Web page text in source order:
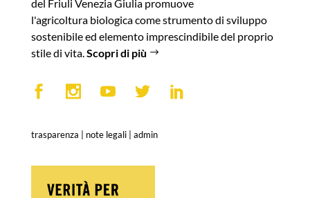
del Friuli Venezia Giulia promuove
l'agricoltura biologica come strumento di sviluppo
sostenibile ed elemento imprescindibile del proprio
stile di vita. Scopri di più
trasparenza note legali| admin